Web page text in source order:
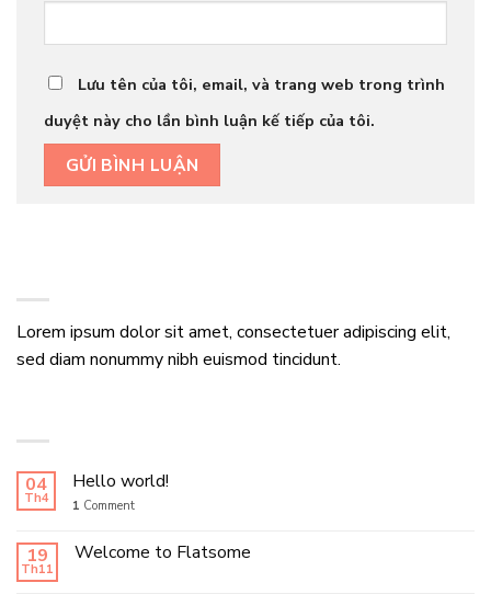
Lưu tên của tôi, email, và trang web trong trình
duyệt này cho lần bình luận kế tiếp của tôi.
Lorem ipsum dolor sit amet, consectetuer adipiscing elit,
sed diam nonummy nibh euismod tincidunt.
04
Th4
Hello world!
1 Comment
19
Th11
Welcome to Flatsome